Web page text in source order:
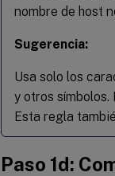
nombre de host
Sugerencia:
Usa solo los
y otros
Esta regla
Paso 1d: